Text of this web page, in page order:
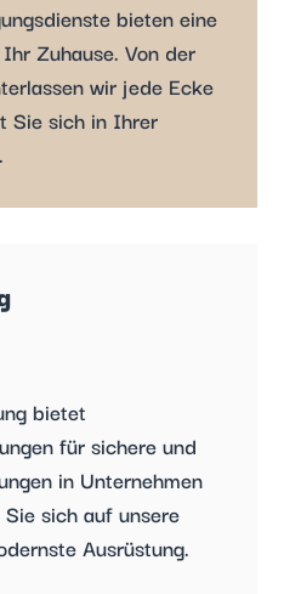
bieten eine
Zuhause. Von der
wir jede Ecke
Sie sich in Ihrer
bietet
für sichere und
in Unternehmen
sich auf unsere
Ausrüstung.